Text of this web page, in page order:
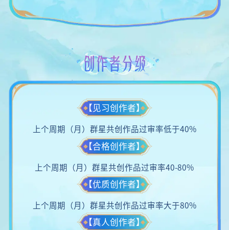
创作者分级
【见习创作者】
上个周期（月）群星共创作品过审率低于40%
【合格创作者】
上个周期（月）群星共创作品过审率40-80%
【优质创作者】
上个周期（月）群星共创作品过审率大于80%
【真人创作者】